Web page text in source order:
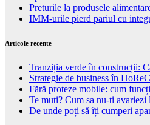
Preturile la produsele
IMM-urile pierd pariul cu
Articole recente
Tranziția verde în construcții:
Strategie de business în
Fără proteze mobile: cum
Te muti? Cum sa nu-ti avariezi
De unde poți să îți cumperi